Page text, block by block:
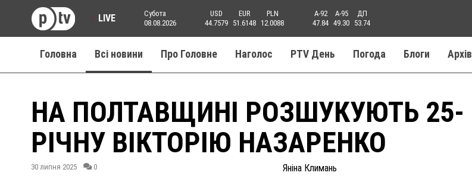
LIVE
Субота
08.08.2026
USD
44.7579
EUR
51.6148
PLN
12.0088
A-92
47.84
A-95
49.30
ДП
53.74
Головна Всі новини Про Головне Наголос PTV День Погода Блоги Aрхів
НА ПОЛТАВЩИНІ РОЗШУКУЮТЬ 25-
РІЧНУ ВІКТОРІЮ НАЗАРЕНКО
30 липня 2025 0 Яніна Климань